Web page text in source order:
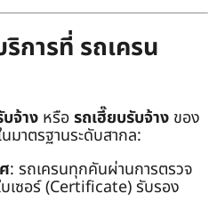
การที่ รถเครน
จ้าง หรือรถเฮี๊ยบรับจ้าง ของ
นมาตรฐานระดับสากล:
: รถเครนทุกคันผ่านการตรวจ
เซอร์ (Certificate) รับรอง